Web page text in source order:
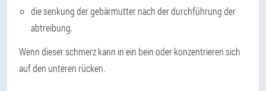
die senkung der gebärmutter nach der durchführung der
abtreibung.
Wenn dieser schmerz kann in ein bein oder konzentrieren sich
auf den unteren rücken.